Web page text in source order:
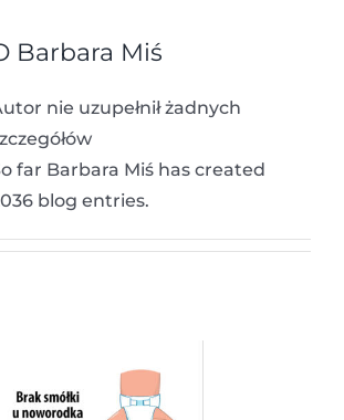
Barbara Miś
nie uzupełnił żadnych
far Barbara Miś has created
blog entries.